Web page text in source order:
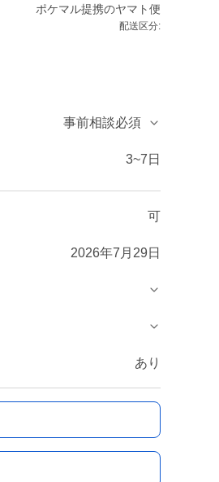
ポケマル提携のヤマト便
配送区分:
事前相談必須
3~7日
可
2026年7月29日
あり